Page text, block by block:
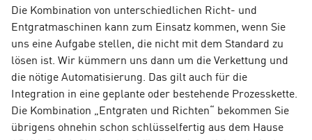
Die Kombination von unterschiedlichen Richt- und
Entgratmaschinen kann zum Einsatz kommen, wenn Sie
uns eine Aufgabe stellen, die nicht mit dem Standard zu
lösen ist. Wir kümmern uns dann um die Verkettung und
die nötige Automatisierung. Das gilt auch für die
Integration in eine geplante oder bestehende Prozesskette.
Die Kombination „Entgraten und Richten“ bekommen Sie
übrigens ohnehin schon schlüsselfertig aus dem Hause